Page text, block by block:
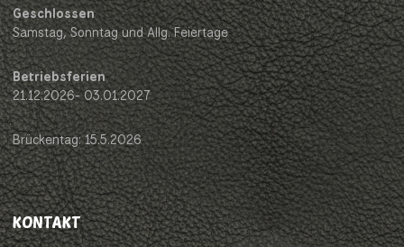
Geschlossen
Samstag, Sonntag und Allg. Feiertage
Betriebsferien
21.12.2026- 03.01.2027
Brückentag: 15.5.2026
KONTAKT